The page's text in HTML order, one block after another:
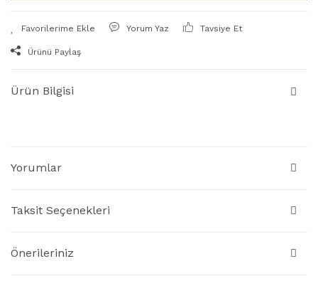
Yorum Yaz Tavsiye Et
Ürünü Paylaş
Ürün Bilgisi
Yorumlar
Taksit Seçenekleri
Önerileriniz